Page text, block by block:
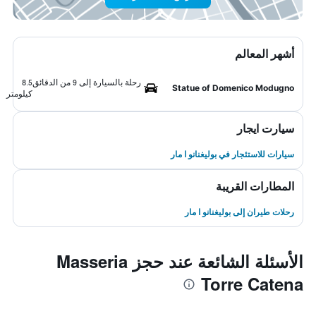
أشهر المعالم
Statue of Domenico Modugno
رحلة بالسيارة إلى 9 من الدقائق
8.5
كيلومتر
سيارت ايجار
سيارات للاستئجار في بوليغنانو ا مار
المطارات القريبة
رحلات طيران إلى بوليغنانو ا مار
الأسئلة الشائعة عند حجز Masseria
Torre Catena